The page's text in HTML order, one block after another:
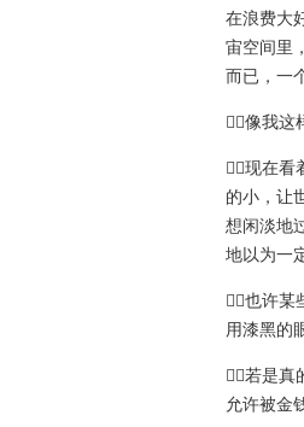
在浪费大
宙空间里
而已，一
像我这
现在看
的小，让
想闲淡地
地以为一
也许某
用漆黑的
若是真
允许被金